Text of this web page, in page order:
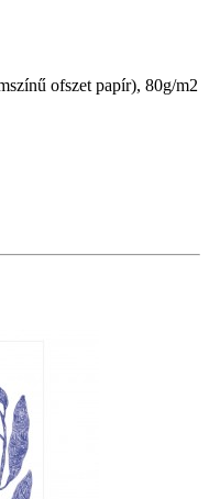
ofszet papír), 80g/m2